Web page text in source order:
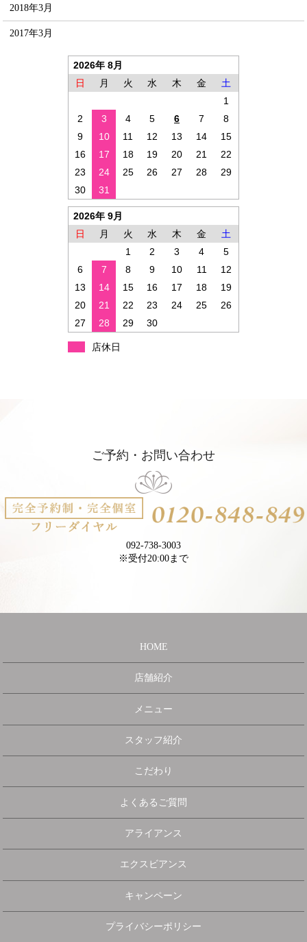
2018年3月
2017年3月
2026年 8月
日
月 火 水 木 金
土
1
2
3 4 5 6 7
8
9
10 11 12 13 14
15
16
17 18 19 20 21
22
23
24 25 26 27 28
29
30
31
2026年 9月
日
月 火 水 木 金
土
1
2 3 4
5
6
7 8 9 10 11
12
13
14 15 16 17 18
19
20
21 22 23 24 25
26
27
28 29 30
店休日
ご予約・お問い合わせ
092-738-3003
※受付20:00まで
HOME
店舗紹介
メニュー
スタッフ紹介
こだわり
よくあるご質問
アライアンス
エクスビアンス
キャンペーン
プライバシーポリシー